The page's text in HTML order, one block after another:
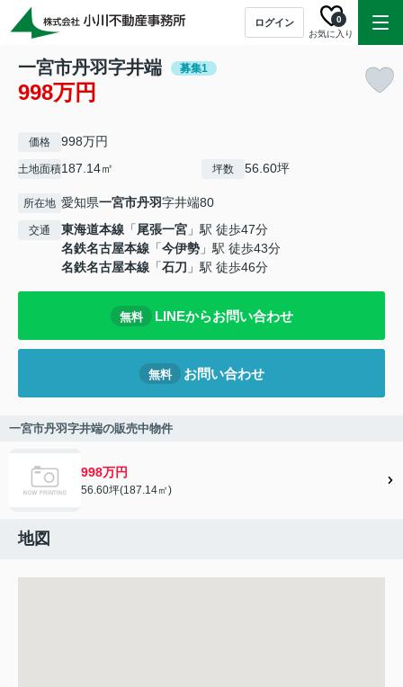
ログイン
お気に入り
0
一宮市丹羽字井端 募集1
998万円
価格 998万円
土地面積187.14㎡ 坪数 56.60坪
所在地 愛知県一宮市丹羽字井端80
交通 東海道本線 「尾張一宮 」駅 徒歩47分
名鉄名古屋本線 「今伊勢 」駅 徒歩43分
名鉄名古屋本線 「石刀 」駅 徒歩46分
無料 LINEからお問い合わせ
無料 お問い合わせ
一宮市丹羽字井端の販売中物件
998万円
56.60坪(187.14㎡)
地図